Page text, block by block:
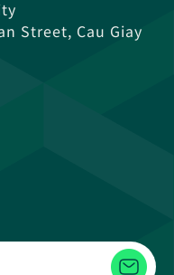
Street, Cau Giay